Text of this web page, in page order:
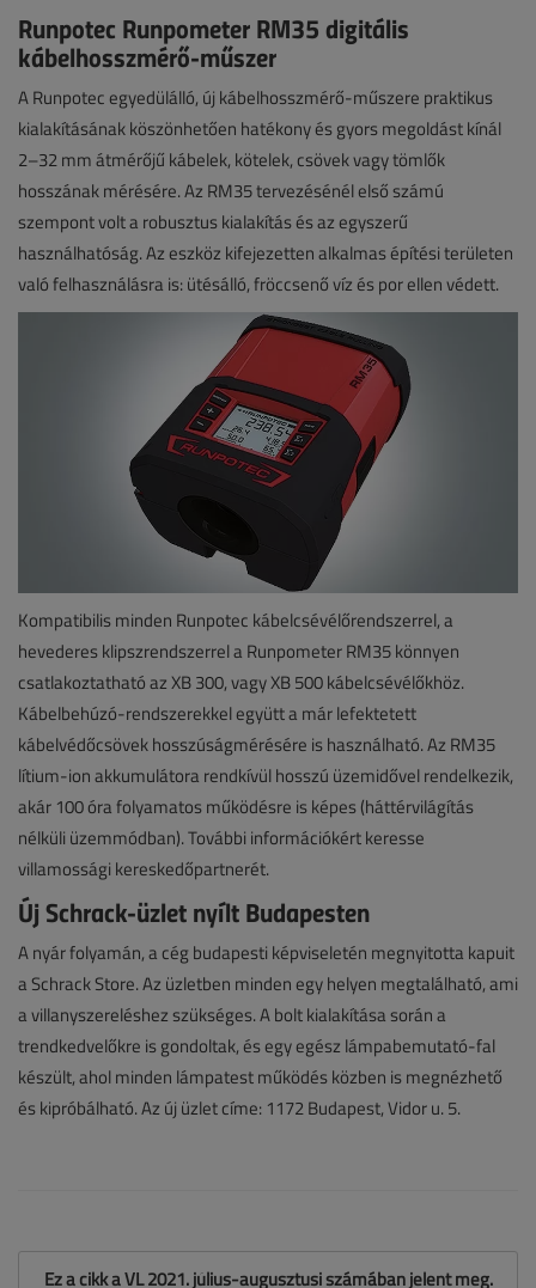
Runpotec Runpometer RM35 digitális
kábelhosszmérő-műszer
A Runpotec egyedülálló, új kábelhosszmérő-műszere praktikus
kialakításának köszönhetően hatékony és gyors megoldást kínál
2–32 mm átmérőjű kábelek, kötelek, csövek vagy tömlők
hosszának mérésére. Az RM35 tervezésénél első számú
szempont volt a robusztus kialakítás és az egyszerű
használhatóság. Az eszköz kifejezetten alkalmas építési területen
való felhasználásra is: ütésálló, fröccsenő víz és por ellen védett.
Kompatibilis minden Runpotec kábelcsévélőrendszerrel, a
hevederes klipszrendszerrel a Runpometer RM35 könnyen
csatlakoztatható az XB 300, vagy XB 500 kábelcsévélőkhöz.
Kábelbehúzó-rendszerekkel együtt a már lefektetett
kábelvédőcsövek hosszúságmérésére is használható. Az RM35
lítium-ion akkumulátora rendkívül hosszú üzemidővel rendelkezik,
akár 100 óra folyamatos működésre is képes (háttérvilágítás
nélküli üzemmódban). További információkért keresse
villamossági kereskedőpartnerét.
Új Schrack-üzlet nyílt Budapesten
A nyár folyamán, a cég budapesti képviseletén megnyitotta kapuit
a Schrack Store. Az üzletben minden egy helyen megtalálható, ami
a villanyszereléshez szükséges. A bolt kialakítása során a
trendkedvelőkre is gondoltak, és egy egész lámpabemutató-fal
készült, ahol minden lámpatest működés közben is megnézhető
és kipróbálható. Az új üzlet címe: 1172 Budapest, Vidor u. 5.
Ez a cikk a VL 2021. július-augusztusi számában jelent meg.